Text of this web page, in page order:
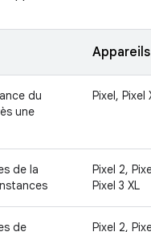
Appareils
du
une
Pixel, Pixel
de la
Pixel 2,
Pixel 3 XL
de
Pixel 2,